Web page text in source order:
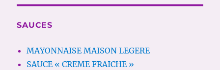
SAUCES
MAYONNAISE MAISON LEGERE
SAUCE « CREME FRAICHE »